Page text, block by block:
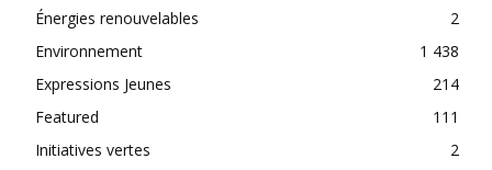
Énergies renouvelables
2
Environnement
1 438
Expressions Jeunes
214
Featured
111
Initiatives vertes
2